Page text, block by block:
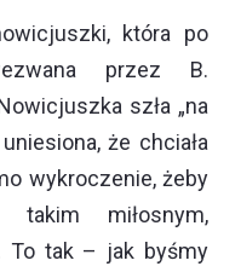
która po
przez B.
szła „na
że chciała
wykroczenie, żeby
miłosnym,
To tak – jak byśmy